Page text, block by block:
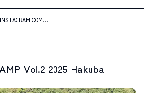
COM
Vol.2 2025 Hakuba